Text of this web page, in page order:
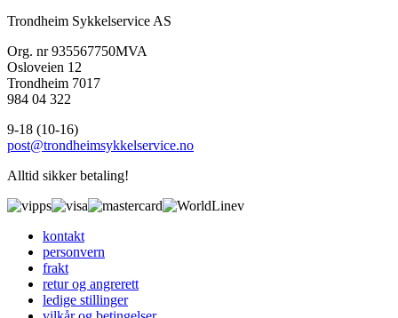
Trondheim Sykkelservice AS
Org. nr 935567750MVA
Osloveien 12
Trondheim 7017
984 04 322
9-18 (10-16)
post@trondheimsykkelservice.no
Alltid sikker betaling!
kontakt
personvern
frakt
retur og angrerett
ledige stillinger